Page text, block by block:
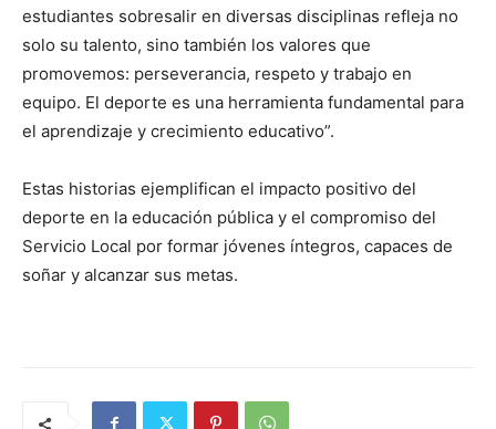
estudiantes sobresalir en diversas disciplinas refleja no
solo su talento, sino también los valores que
promovemos: perseverancia, respeto y trabajo en
equipo. El deporte es una herramienta fundamental para
el aprendizaje y crecimiento educativo”.
Estas historias ejemplifican el impacto positivo del
deporte en la educación pública y el compromiso del
Servicio Local por formar jóvenes íntegros, capaces de
soñar y alcanzar sus metas.